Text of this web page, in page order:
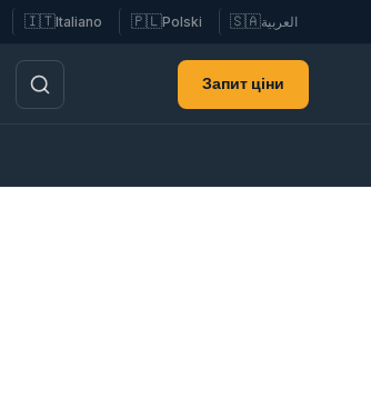
🇮🇹Italiano 🇵🇱Polski 🇸🇦العربية
Запит ціни